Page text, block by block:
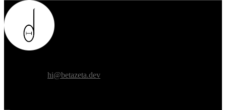
hi@betazeta.dev